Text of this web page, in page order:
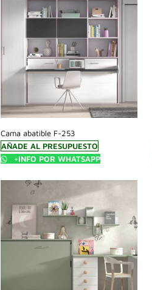
Cama abatible F-253
AÑADE AL PRESUPUESTO
+INFO POR WHATSAPP